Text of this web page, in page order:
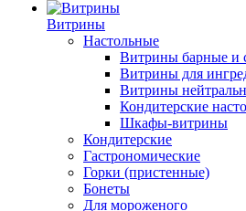
Витрины
Настольные
Витрины барные и
Витрины для
Витрины
Кондитерские
Шкафы-витрины
Кондитерские
Гастрономические
Горки (пристенные)
Бонеты
Для мороженого